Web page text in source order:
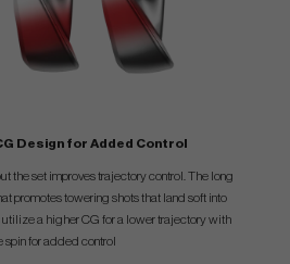
Design for Added Control
the set improves trajectory control. The long
promotes towering shots that land soft into
utilize a higher CG for a lower trajectory with
spin for added control